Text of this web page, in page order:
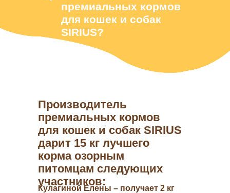
премиальных кормов
для кошек и собак
SIRIUS?
Сеть зоомаркетов
Производитель
премиальных кормов
для кошек и собак SIRIUS
дарит 15 кг лучшего
корма озорным
питомцам следующих
участников:
Кулагиной Елены – получает 2 кг